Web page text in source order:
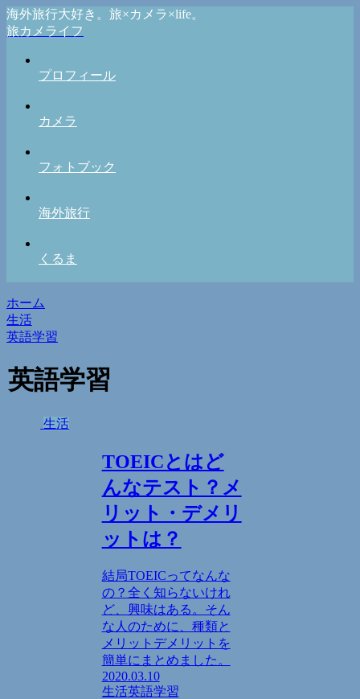
海外旅行大好き。旅×カメラ×life。
旅カメライフ
プロフィール
カメラ
フォトブック
海外旅行
くるま
ホーム
生活
英語学習
英語学習
生活
TOEICとはど
んなテスト？メ
リット・デメリ
ットは？
結局TOEICってなんな
の？全く知らないけれ
ど、興味はある。そん
な人のために、種類と
メリットデメリットを
簡単にまとめました。
2020.03.10
生活英語学習